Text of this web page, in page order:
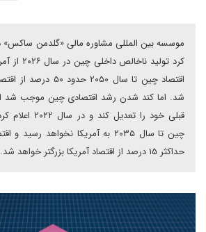
کرد تولید
اقتصاد چین تا سال ۲۰۵۰
شد. اما کند شدن رشد اقتصادی چین موجب شد
قبلی خود را
حداکثر ۱۵ درصد از اقتصاد آمریکا بزرگتر خواهد شد.